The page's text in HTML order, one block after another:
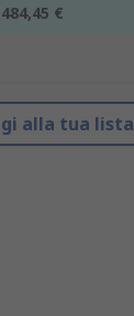
484,45 €
alla tua lista